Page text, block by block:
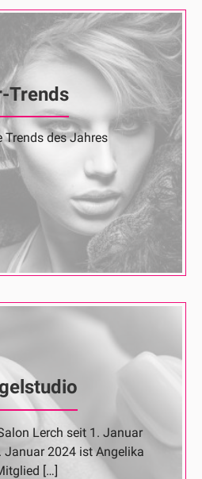
Trends
Trends des Jahres
Lerch seit 1. Januar
Januar 2024 ist Angelika
[…]